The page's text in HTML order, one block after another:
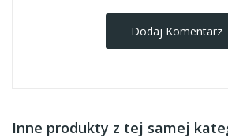
Dodaj Komentarz
Inne produkty z tej samej